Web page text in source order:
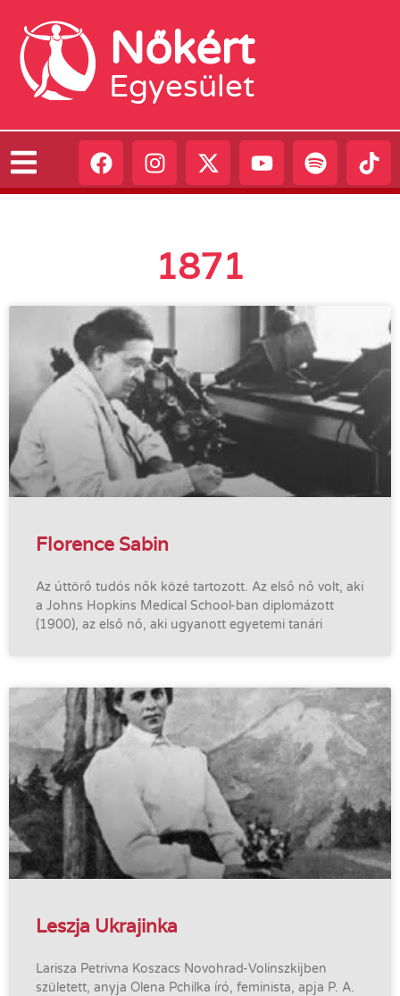
Nőkért
Egyesület
1871
Florence Sabin
Az úttörő tudós nők közé tartozott. Az első nő volt, aki
a Johns Hopkins Medical School-ban diplomázott
(1900), az első nő, aki ugyanott egyetemi tanári
Leszja Ukrajinka
Larisza Petrivna Koszacs Novohrad-Volinszkijben
született, anyja Olena Pchilka író, feminista, apja P. A.